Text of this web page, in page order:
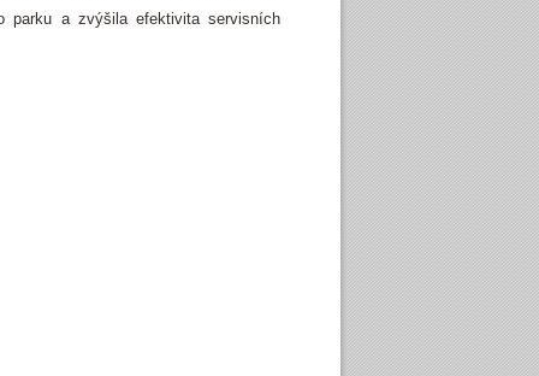
parku a zvýšila efektivita servisních